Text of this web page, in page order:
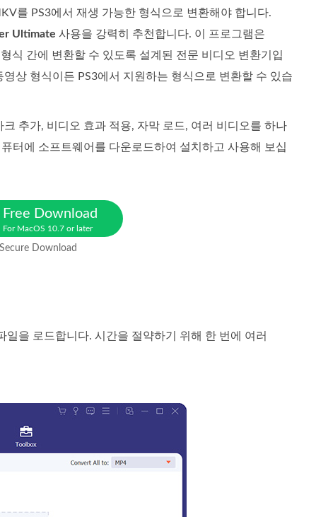
를 PS3에서 재생 가능한 형식으로 변환해야 합니다.
Ultimate 사용을 강력히 추천합니다. 이 프로그램은
식 간에 변환할 수 있도록 설계된 전문 비디오 변환기입
상 형식이든 PS3에서 지원하는 형식으로 변환할 수 있습
추가, 비디오 효과 적용, 자막 로드, 여러 비디오를 하나
터에 소프트웨어를 다운로드하여 설치하고 사용해 보십
Free Download
For MacOS 10.7 or later
Secure Download
을 로드합니다. 시간을 절약하기 위해 한 번에 여러